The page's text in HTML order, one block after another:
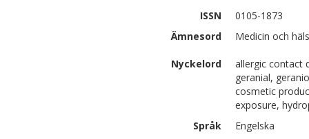
ISSN
0105-1873
Ämnesord
Medicin och
Nyckelord
allergic contact
geranial,
cosmetic
exposure,
Språk
Engelska